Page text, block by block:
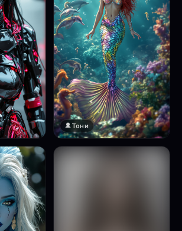
Тони